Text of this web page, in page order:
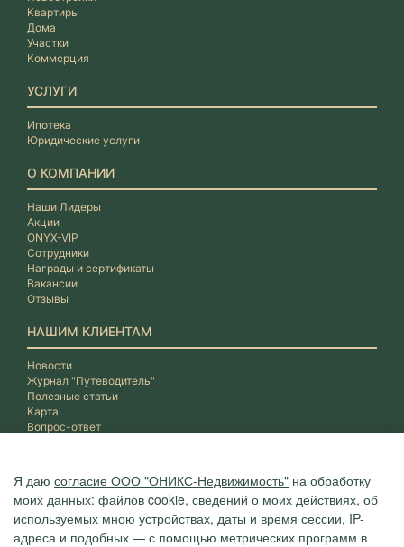
Я даю согласие ООО "ОНИКС-Недвижимость" на обработку
моих данных: файлов cookie, сведений о моих действиях, об
используемых мною устройствах, даты и время сессии, IP-
адреса и подобных — с помощью метрических программ в
Квартиры
Дома
Участки
Коммерция
УСЛУГИ
Ипотека
Юридические услуги
О КОМПАНИИ
Наши Лидеры
Акции
ONYX-VIP
Сотрудники
Награды и сертификаты
Вакансии
Отзывы
НАШИМ КЛИЕНТАМ
Новости
Журнал "Путеводитель"
Полезные статьи
Карта
Вопрос-ответ